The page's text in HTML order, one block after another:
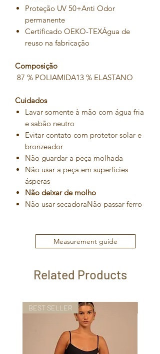
Proteção UV 50+Anti Odor
permanente
Certificado OEKO-TEXÁgua de
reuso na fabricação
Composição
87 % POLIAMIDA13 % ELASTANO
Cuidados
Lavar somente à mão com água fria
e sabão neutro
Evitar contato com protetor solar e
bronzeador
Não guardar a peça molhada
Não usar a peça em superfícies
ásperas
Não deixar de molho
Não usar secadoraNão passar ferro
Measurement guide
Related Products
BEST SELLER